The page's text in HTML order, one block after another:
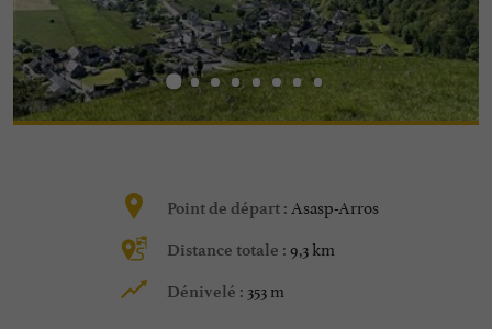
Point de départ : Asasp-Arros
Distance totale : 9,3 km
Dénivelé : 353 m